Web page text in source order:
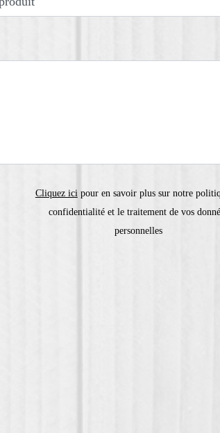
Cliquez ici pour en savoir plus sur notre
confidentialité et le traitement de vos
personnelles